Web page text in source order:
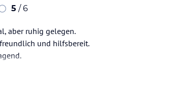
5 / 6
aber ruhig gelegen.
und hilfsbereit.